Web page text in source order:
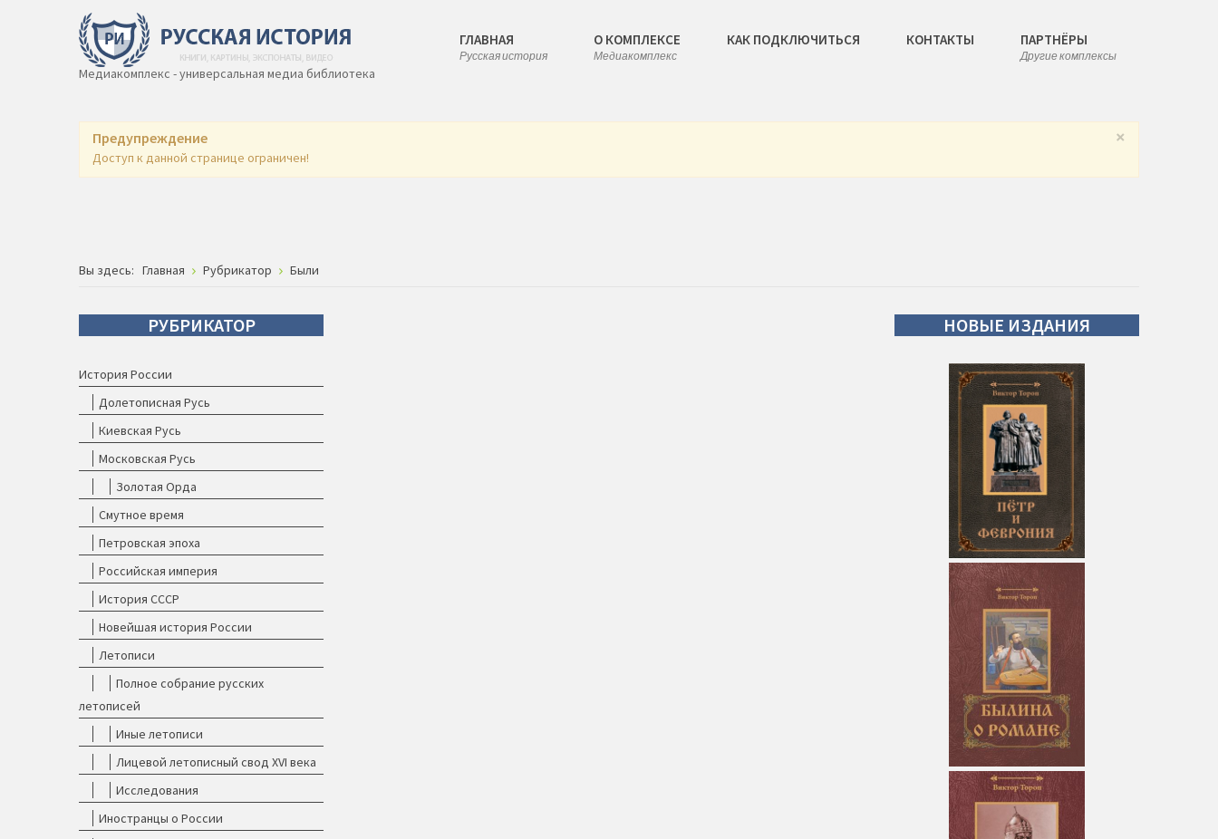
Медиакомплекс - универсальная медиа библиотека
ГЛАВНАЯ
Русская история
О КОМПЛЕКСЕ
Медиакомплекс
КАК ПОДКЛЮЧИТЬСЯ КОНТАКТЫ ПАРТНЁРЫ
Другие комплексы
×
Предупреждение
Доступ к данной странице ограничен!
Вы здесь: Главная Рубрикатор Были
РУБРИКАТОР
История России
Долетописная Русь
Киевская Русь
Московская Русь
Золотая Орда
Смутное время
Петровская эпоха
Российская империя
История СССР
Новейшая история России
Летописи
Полное собрание русских
летописей
Иные летописи
Лицевой летописный свод XVI века
Исследования
Иностранцы о России
НОВЫЕ ИЗДАНИЯ